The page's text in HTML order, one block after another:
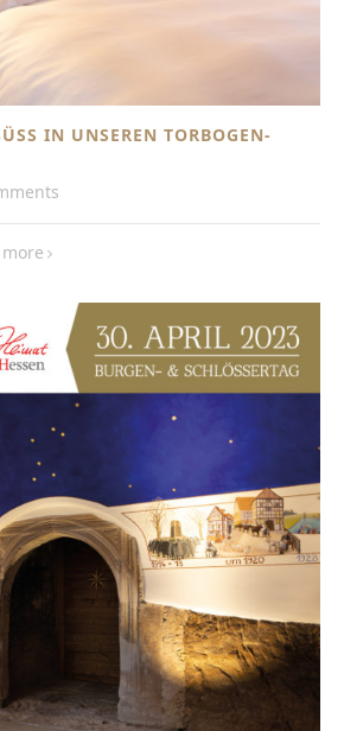
IN UNSEREN TORBOGEN-S